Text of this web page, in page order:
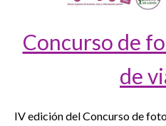
Concurso de
de
IV edición del Concurso de